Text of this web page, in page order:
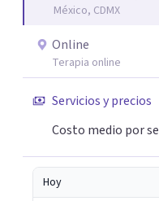
gustaría que fueran diferentes? Pedir ayuda
paso para encontrar
México, CDMX
Online
Terapia online
Servicios y precios
Costo medio por
Hoy